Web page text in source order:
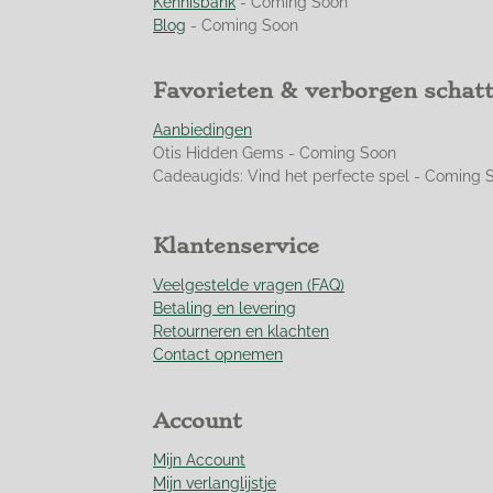
9
3
4
6
0
2
9
1
s
t
e
n
Blog - Coming Soon
Favorieten & verborgen
Aanbiedingen
Otis Hidden Gems - Coming Soon
Cadeaugids: Vind het perfecte spel - Coming
Klantenservice
Veelgestelde vragen (FAQ)
Betaling en levering
Retourneren en klachten
Contact opnemen
Account
Mijn Account
Mijn verlanglijstje